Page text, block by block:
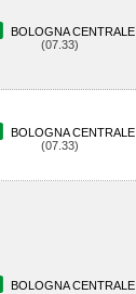
BOLOGNA CENTRALE
(07.33)
BOLOGNA CENTRALE
(07.33)
BOLOGNA CENTRALE